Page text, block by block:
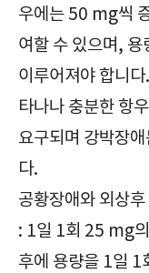
우에는 50 mg씩
여할 수 있으며,
이루어져야 합니
타나나 충분한 항
요구되며 강박장
다.
공황장애와 외상
: 1일 1회 25 mg
후에 용량을 1일